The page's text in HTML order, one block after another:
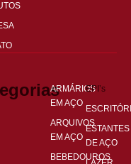
ARMÁRIOS
EM AÇO
ARQUIVOS
EM AÇO
BEBEDOUROS
EPI’s
ESTANTES
DE AÇO